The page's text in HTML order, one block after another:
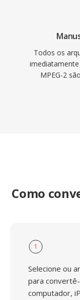
Todos os
MPEG-2
Como
1
Selecione ou
para
computador,